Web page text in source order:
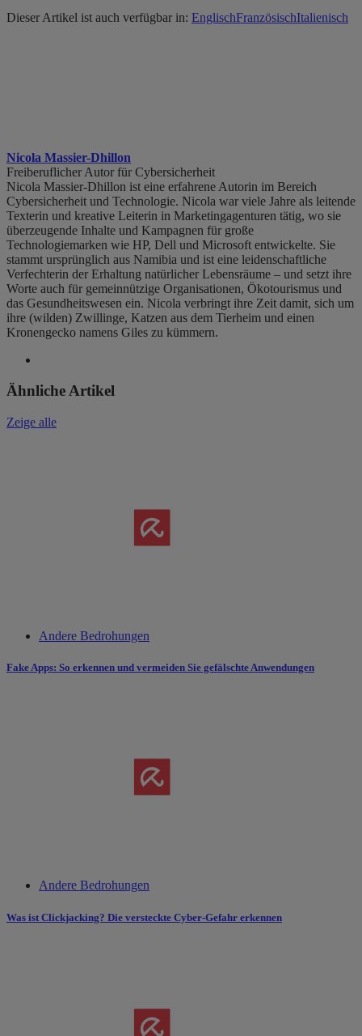
Dieser Artikel ist auch verfügbar in: EnglischFranzösischItalienisch
Nicola Massier-Dhillon
Freiberuflicher Autor für Cybersicherheit
Nicola Massier-Dhillon ist eine erfahrene Autorin im Bereich
Cybersicherheit und Technologie. Nicola war viele Jahre als leitende
Texterin und kreative Leiterin in Marketingagenturen tätig, wo sie
überzeugende Inhalte und Kampagnen für große
Technologiemarken wie HP, Dell und Microsoft entwickelte. Sie
stammt ursprünglich aus Namibia und ist eine leidenschaftliche
Verfechterin der Erhaltung natürlicher Lebensräume – und setzt ihre
Worte auch für gemeinnützige Organisationen, Ökotourismus und
das Gesundheitswesen ein. Nicola verbringt ihre Zeit damit, sich um
ihre (wilden) Zwillinge, Katzen aus dem Tierheim und einen
Kronengecko namens Giles zu kümmern.
Ähnliche Artikel
Zeige alle
Andere Bedrohungen
Fake Apps: So erkennen und vermeiden Sie gefälschte Anwendungen
Andere Bedrohungen
Was ist Clickjacking? Die versteckte Cyber-Gefahr erkennen